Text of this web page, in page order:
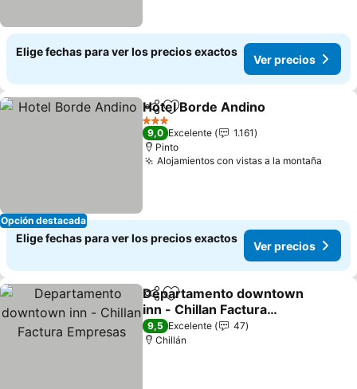
Elige fechas para ver los precios exactos
Ver precios
Opción destacada
CompartirAgregar a favoritos
Hotel Borde Andino
3 Estrellas
9,0 Excelente
1.161
Pinto
Alojamientos con vistas a la montaña
Elige fechas para ver los precios exactos
Ver precios
CompartirAgregar a favoritos
Departamento downtown
inn - Chillan Factura
Empresas
9,5 Excelente
47
Chillán